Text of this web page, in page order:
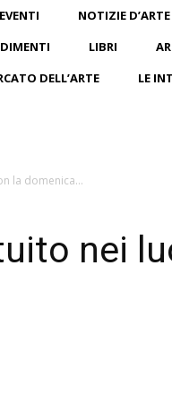
NOTIZIE D’ARTE
LIBRI
DELL’ARTE
LE
la domenica...
nei